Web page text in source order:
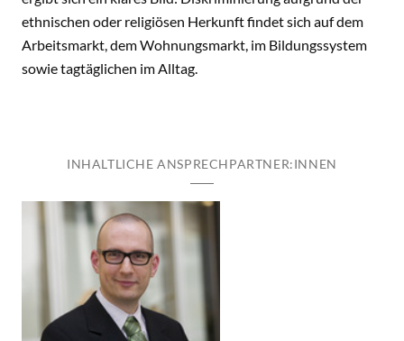
ethnischen oder religiösen Herkunft findet sich auf dem
Arbeitsmarkt, dem Wohnungsmarkt, im Bildungssystem
sowie tagtäglichen im Alltag.
INHALTLICHE ANSPRECHPARTNER:INNEN